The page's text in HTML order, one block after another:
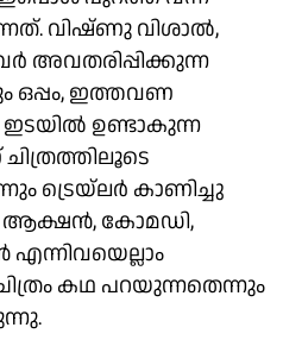
വിഷ്ണു വിശാല്‍,
അവതരിപ്പിക്കുന്ന
ഒപ്പം, ഇത്തവണ
ഉണ്ടാകുന്ന
ട്രെയ്ലര്‍ കാണിച്ചു
കോമഡി,
കഥ പറയുന്നതെന്നും